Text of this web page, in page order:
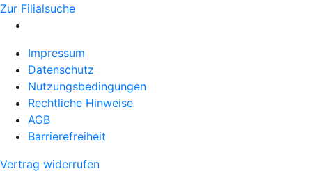
Zur Filialsuche
Impressum
Datenschutz
Nutzungsbedingungen
Rechtliche Hinweise
AGB
Barrierefreiheit
Vertrag widerrufen